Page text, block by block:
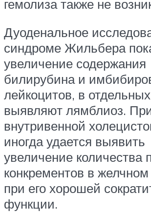
гемолиза также не
Дуоденальное
синдроме Жильбера
увеличение содержания
билирубина и
лейкоцитов, в
выявляют лямблиоз.
внутривенной
иногда удается выявить
увеличение количества
конкрементов в
при его хорошей
функции.